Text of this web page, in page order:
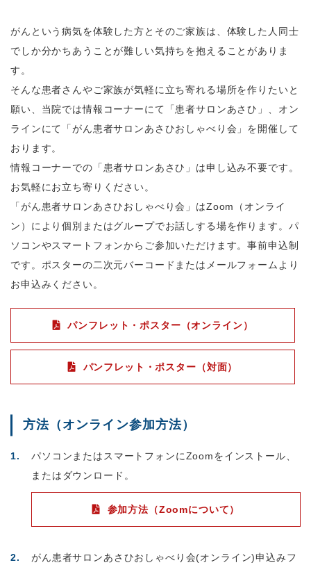
がんという病気を体験した方とそのご家族は、体験した人同士
でしか分かちあうことが難しい気持ちを抱えることがありま
す。
そんな患者さんやご家族が気軽に立ち寄れる場所を作りたいと
願い、当院では情報コーナーにて「患者サロンあさひ」、オン
ラインにて「がん患者サロンあさひおしゃべり会」を開催して
おります。
情報コーナーでの「患者サロンあさひ」は申し込み不要です。
お気軽にお立ち寄りください。
「がん患者サロンあさひおしゃべり会」はZoom（オンライ
ン）により個別またはグループでお話しする場を作ります。パ
ソコンやスマートフォンからご参加いただけます。事前申込制
です。ポスターの二次元バーコードまたはメールフォームより
お申込みください。
パンフレット・ポスター（オンライン）
パンフレット・ポスター（対面）
方法（オンライン参加方法）
パソコンまたはスマートフォンにZoomをインストール、
またはダウンロード。
参加方法（Zoomについて）
がん患者サロンあさひおしゃべり会(オンライン)申込みフ